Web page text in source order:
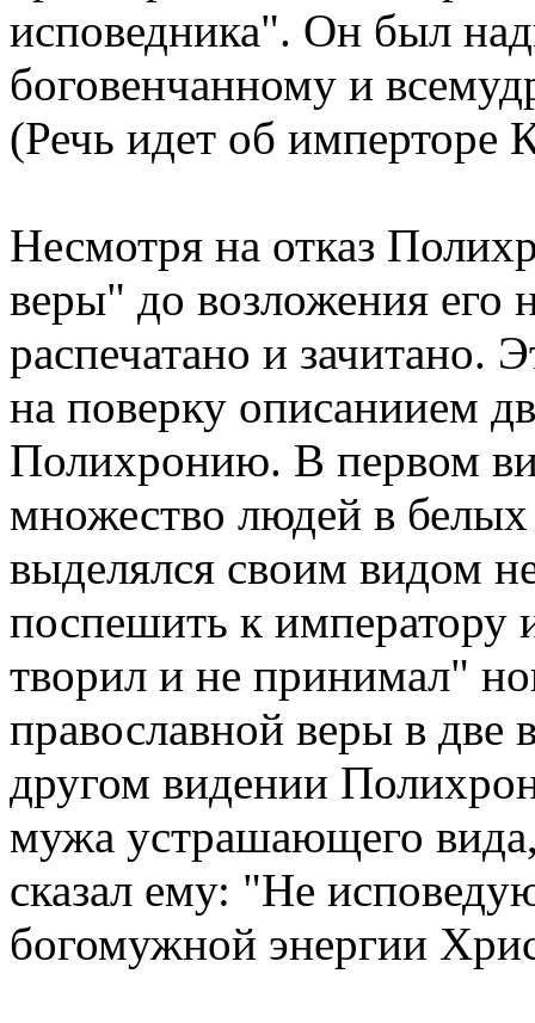
исповедника". Он был
боговенчанному и
(Речь идет об имперторе
Несмотря на отказ
веры" до возложения его
распечатано и зачитано.
на поверку описаниием
Полихронию. В первом
множество людей в
выделялся своим видом
поспешить к императору
творил и не принимал"
православной веры в две
другом видении
мужа устрашающего
сказал ему: "Не
богомужной энергии